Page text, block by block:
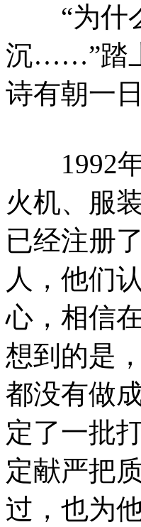
“为什么
沉……”踏
诗有朝一
1992年
火机、服
已经注册
人，他们
心，相信
想到的是
都没有做
定了一批
定献严把
过，也为